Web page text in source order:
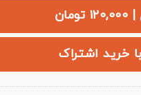
خرید اشتراک